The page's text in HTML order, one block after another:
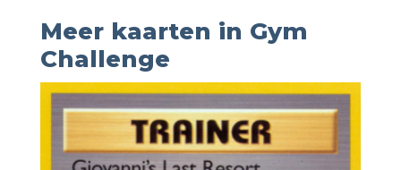
Meer kaarten in Gym
Challenge